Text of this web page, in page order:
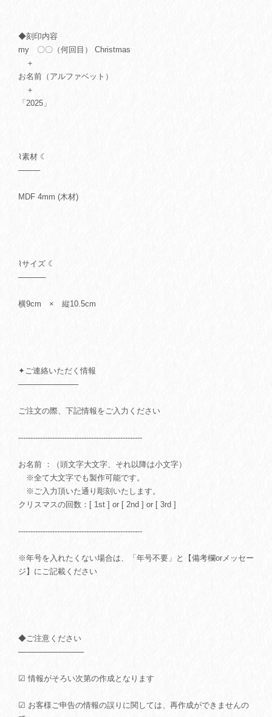
◆刻印内容
my 〇〇（何回目） Christmas
＋
お名前（アルファベット）
＋
「2025」
⌇素材 ☾
────
MDF 4mm (木材)
⌇サイズ ☾
─────
横9cm × 縦10.5cm
✦ご連絡いただく情報
───────────
ご注文の際、下記情報をご入力ください
---------------------------------------------------
お名前 ：（頭文字大文字、それ以降は小文字）
※全て大文字でも製作可能です。
※ご入力頂いた通り彫刻いたします。
クリスマスの回数：[ 1st ] or [ 2nd ] or [ 3rd ]
---------------------------------------------------
※年号を入れたくない場合は、「年号不要」と【備考欄orメッセー
ジ】にご記載ください
◆ご注意ください
────────────
☑ 情報がそろい次第の作成となります
☑ お客様ご申告の情報の誤りに関しては、再作成ができませんの